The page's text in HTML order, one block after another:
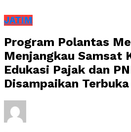
JATIM
Program Polantas
Menjangkau Samsat
Edukasi Pajak dan
Disampaikan